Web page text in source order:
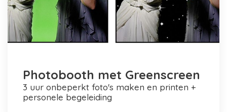
Photobooth met Greenscreen
3 uur onbeperkt foto's maken en printen +
personele begeleiding